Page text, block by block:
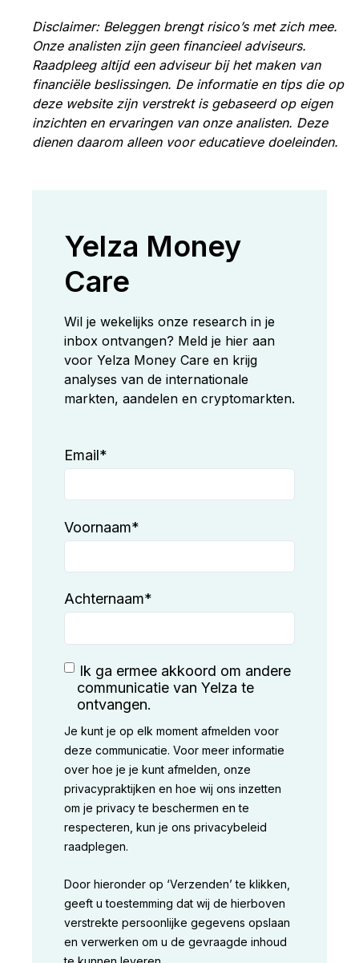
Disclaimer: Beleggen brengt risico’s met zich mee.
Onze analisten zijn geen financieel adviseurs.
Raadpleeg altijd een adviseur bij het maken van
financiële beslissingen. De informatie en tips die op
deze website zijn verstrekt is gebaseerd op eigen
inzichten en ervaringen van onze analisten. Deze
dienen daarom alleen voor educatieve doeleinden.
Yelza Money
Care
Wil je wekelijks onze research in je
inbox ontvangen? Meld je hier aan
voor Yelza Money Care en krijg
analyses van de internationale
markten, aandelen en cryptomarkten.
Email*
Voornaam*
Achternaam*
Ik ga ermee akkoord om andere
communicatie van Yelza te
ontvangen.
Je kunt je op elk moment afmelden voor
deze communicatie. Voor meer informatie
over hoe je je kunt afmelden, onze
privacypraktijken en hoe wij ons inzetten
om je privacy te beschermen en te
respecteren, kun je ons privacybeleid
raadplegen.
Door hieronder op ‘Verzenden’ te klikken,
geeft u toestemming dat wij de hierboven
verstrekte persoonlijke gegevens opslaan
en verwerken om u de gevraagde inhoud